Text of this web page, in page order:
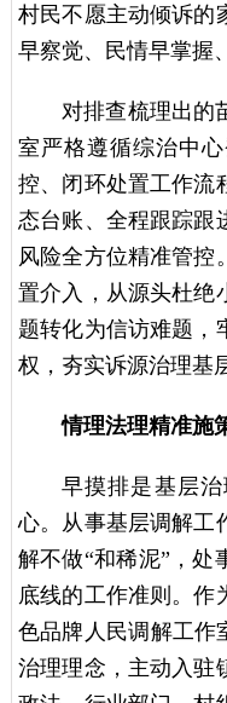
村民不愿主动倾诉的
早察觉、民情早掌握
对排查梳理出的
室严格遵循综治中
控、闭环处置工作流
态台账、全程跟踪跟
风险全方位精准管控
置介入，从源头杜绝
题转化为信访难题，
权，夯实诉源治理基
情理法理精准施
早摸排是基层
心。从事基层调解工
解不做“和稀泥”，处
底线的工作准则。作
色品牌人民调解工作
治理理念，主动入驻